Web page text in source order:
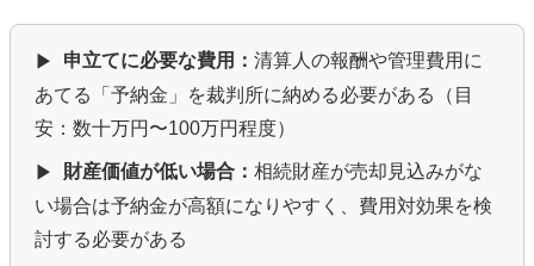
▶ 申立てに必要な費用： 清算人の報酬や管理費用に
あてる「予納金」を裁判所に納める必要がある（目
安：数十万円〜100万円程度）
▶ 財産価値が低い場合： 相続財産が売却見込みがな
い場合は予納金が高額になりやすく、費用対効果を検
討する必要がある